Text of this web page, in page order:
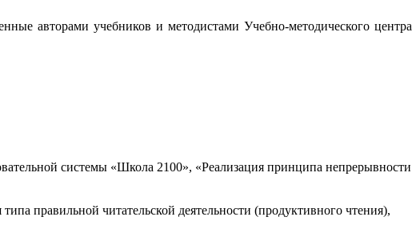
авторами учебников и методистами Учебно-методического центра
системы «Школа 2100», «Реализация принципа непрерывности
правильной читательской деятельности (продуктивного чтения),